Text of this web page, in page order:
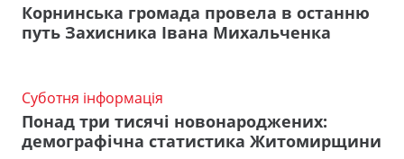
Корнинська громада провела в останню
путь Захисника Івана Михальченка
Суботня інформація
Понад три тисячі новонароджених:
демографічна статистика Житомирщини